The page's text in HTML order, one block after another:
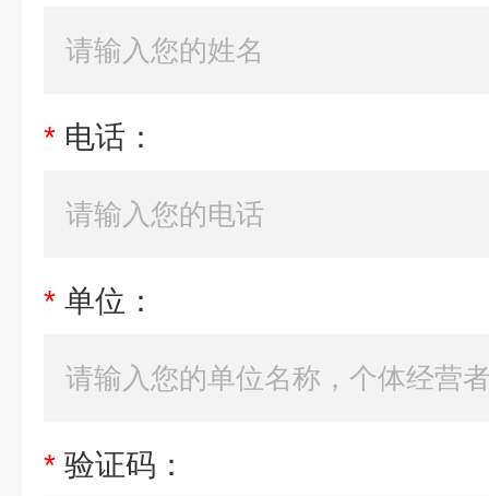
* 电话：
* 单位：
* 验证码：